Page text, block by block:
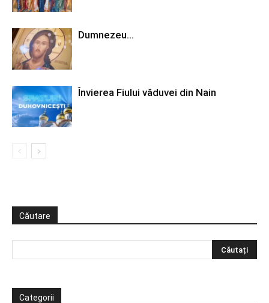
Dumnezeu…
Învierea Fiului văduvei din Nain
Căutare
Categorii